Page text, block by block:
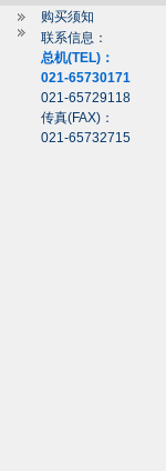
购买须知
联系信息：
总机(TEL)：
021-65730171
021-65729118
传真(FAX)：
021-65732715